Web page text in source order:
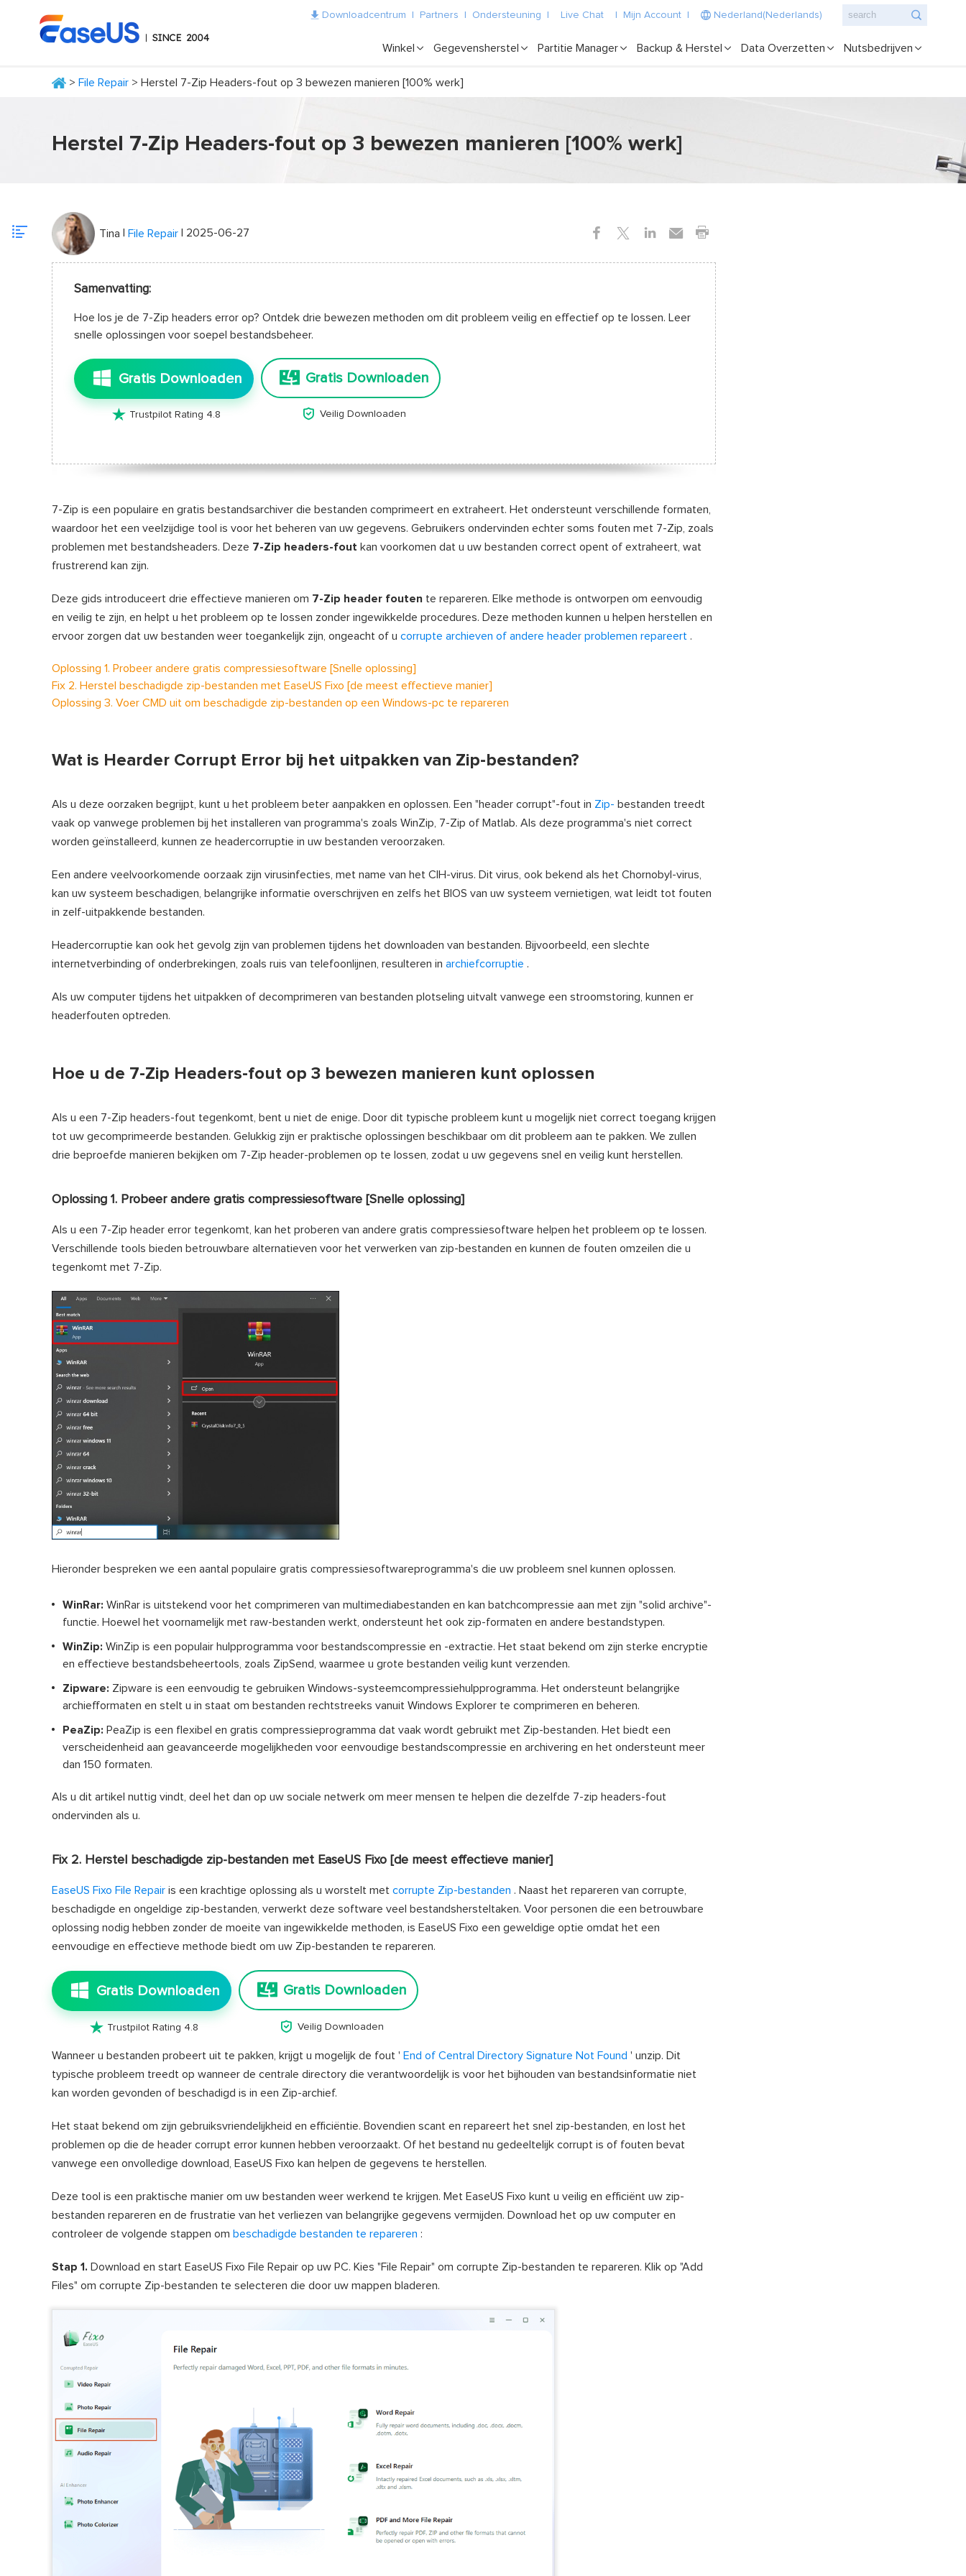
Downloadcentrum Partners Ondersteuning Live Chat Mijn Account Nederland(Nederlands)
Winkel Gegevensherstel Partitie Manager Backup & Herstel Data Overzetten Nutsbedrijven
> File Repair > Herstel 7-Zip Headers-fout op 3 bewezen manieren [100% werk]
Herstel 7-Zip Headers-fout op 3 bewezen manieren [100% werk]
Tina File Repair | 2025-06-27
Samenvatting:
Hoe los je de 7-Zip headers error op? Ontdek drie bewezen methoden om dit probleem veilig en effectief op te lossen. Leer
snelle oplossingen voor soepel bestandsbeheer.
Gratis Downloaden
 Trustpilot Rating 4.8
Gratis Downloaden
 Veilig Downloaden
7-Zip is een populaire en gratis bestandsarchiver die bestanden comprimeert en extraheert. Het ondersteunt verschillende formaten,
waardoor het een veelzijdige tool is voor het beheren van uw gegevens. Gebruikers ondervinden echter soms fouten met 7-Zip, zoals
problemen met bestandsheaders. Deze 7-Zip headers-fout kan voorkomen dat u uw bestanden correct opent of extraheert, wat
frustrerend kan zijn.
Deze gids introduceert drie effectieve manieren om 7-Zip header fouten te repareren. Elke methode is ontworpen om eenvoudig
en veilig te zijn, en helpt u het probleem op te lossen zonder ingewikkelde procedures. Deze methoden kunnen u helpen herstellen en
ervoor zorgen dat uw bestanden weer toegankelijk zijn, ongeacht of u corrupte archieven of andere header problemen repareert .
Oplossing 1. Probeer andere gratis compressiesoftware [Snelle oplossing]
Fix 2. Herstel beschadigde zip-bestanden met EaseUS Fixo [de meest effectieve manier]
Oplossing 3. Voer CMD uit om beschadigde zip-bestanden op een Windows-pc te repareren
Wat is Hearder Corrupt Error bij het uitpakken van Zip-bestanden?
Als u deze oorzaken begrijpt, kunt u het probleem beter aanpakken en oplossen. Een "header corrupt"-fout in Zip- bestanden treedt
vaak op vanwege problemen bij het installeren van programma's zoals WinZip, 7-Zip of Matlab. Als deze programma's niet correct
worden geïnstalleerd, kunnen ze headercorruptie in uw bestanden veroorzaken.
Een andere veelvoorkomende oorzaak zijn virusinfecties, met name van het CIH-virus. Dit virus, ook bekend als het Chornobyl-virus,
kan uw systeem beschadigen, belangrijke informatie overschrijven en zelfs het BIOS van uw systeem vernietigen, wat leidt tot fouten
in zelf-uitpakkende bestanden.
Headercorruptie kan ook het gevolg zijn van problemen tijdens het downloaden van bestanden. Bijvoorbeeld, een slechte
internetverbinding of onderbrekingen, zoals ruis van telefoonlijnen, resulteren in archiefcorruptie .
Als uw computer tijdens het uitpakken of decomprimeren van bestanden plotseling uitvalt vanwege een stroomstoring, kunnen er
headerfouten optreden.
Hoe u de 7-Zip Headers-fout op 3 bewezen manieren kunt oplossen
Als u een 7-Zip headers-fout tegenkomt, bent u niet de enige. Door dit typische probleem kunt u mogelijk niet correct toegang krijgen
tot uw gecomprimeerde bestanden. Gelukkig zijn er praktische oplossingen beschikbaar om dit probleem aan te pakken. We zullen
drie beproefde manieren bekijken om 7-Zip header-problemen op te lossen, zodat u uw gegevens snel en veilig kunt herstellen.
Oplossing 1. Probeer andere gratis compressiesoftware [Snelle oplossing]
Als u een 7-Zip header error tegenkomt, kan het proberen van andere gratis compressiesoftware helpen het probleem op te lossen.
Verschillende tools bieden betrouwbare alternatieven voor het verwerken van zip-bestanden en kunnen de fouten omzeilen die u
tegenkomt met 7-Zip.
Hieronder bespreken we een aantal populaire gratis compressiesoftwareprogramma's die uw probleem snel kunnen oplossen.
WinRar: WinRar is uitstekend voor het comprimeren van multimediabestanden en kan batchcompressie aan met zijn "solid archive"-
functie. Hoewel het voornamelijk met raw-bestanden werkt, ondersteunt het ook zip-formaten en andere bestandstypen.
WinZip: WinZip is een populair hulpprogramma voor bestandscompressie en -extractie. Het staat bekend om zijn sterke encryptie
en effectieve bestandsbeheertools, zoals ZipSend, waarmee u grote bestanden veilig kunt verzenden.
Zipware: Zipware is een eenvoudig te gebruiken Windows-systeemcompressiehulpprogramma. Het ondersteunt belangrijke
archiefformaten en stelt u in staat om bestanden rechtstreeks vanuit Windows Explorer te comprimeren en beheren.
PeaZip: PeaZip is een flexibel en gratis compressieprogramma dat vaak wordt gebruikt met Zip-bestanden. Het biedt een
verscheidenheid aan geavanceerde mogelijkheden voor eenvoudige bestandscompressie en archivering en het ondersteunt meer
dan 150 formaten.
Als u dit artikel nuttig vindt, deel het dan op uw sociale netwerk om meer mensen te helpen die dezelfde 7-zip headers-fout
ondervinden als u.
Fix 2. Herstel beschadigde zip-bestanden met EaseUS Fixo [de meest effectieve manier]
EaseUS Fixo File Repair is een krachtige oplossing als u worstelt met corrupte Zip-bestanden . Naast het repareren van corrupte,
beschadigde en ongeldige zip-bestanden, verwerkt deze software veel bestandshersteltaken. Voor personen die een betrouwbare
oplossing nodig hebben zonder de moeite van ingewikkelde methoden, is EaseUS Fixo een geweldige optie omdat het een
eenvoudige en effectieve methode biedt om uw Zip-bestanden te repareren.
Gratis Downloaden
 Trustpilot Rating 4.8
Gratis Downloaden
 Veilig Downloaden
Wanneer u bestanden probeert uit te pakken, krijgt u mogelijk de fout ' End of Central Directory Signature Not Found ' unzip. Dit
typische probleem treedt op wanneer de centrale directory die verantwoordelijk is voor het bijhouden van bestandsinformatie niet
kan worden gevonden of beschadigd is in een Zip-archief.
Het staat bekend om zijn gebruiksvriendelijkheid en efficiëntie. Bovendien scant en repareert het snel zip-bestanden, en lost het
problemen op die de header corrupt error kunnen hebben veroorzaakt. Of het bestand nu gedeeltelijk corrupt is of fouten bevat
vanwege een onvolledige download, EaseUS Fixo kan helpen de gegevens te herstellen.
Deze tool is een praktische manier om uw bestanden weer werkend te krijgen. Met EaseUS Fixo kunt u veilig en efficiënt uw zip-
bestanden repareren en de frustratie van het verliezen van belangrijke gegevens vermijden. Download het op uw computer en
controleer de volgende stappen om beschadigde bestanden te repareren :
Stap 1. Download en start EaseUS Fixo File Repair op uw PC. Kies "File Repair" om corrupte Zip-bestanden te repareren. Klik op "Add
Files" om corrupte Zip-bestanden te selecteren die door uw mappen bladeren.